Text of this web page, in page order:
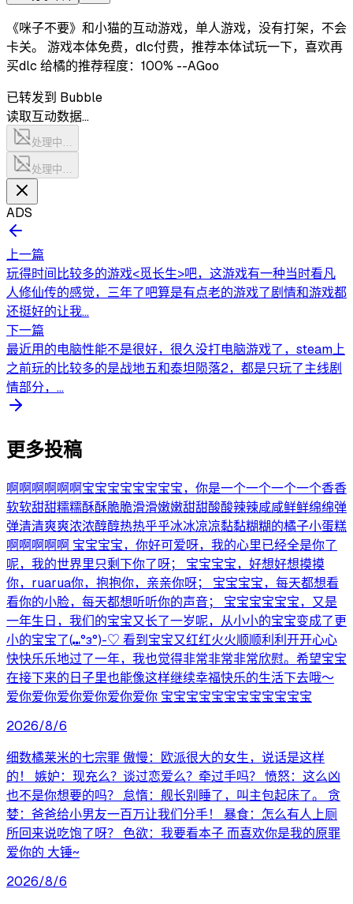
《咪子不要》和小猫的互动游戏，单人游戏，没有打架，不会
卡关。 游戏本体免费，dlc付费，推荐本体试玩一下，喜欢再
买dlc 给橘的推荐程度：100% --AGoo
已转发到 Bubble
读取互动数据…
处理中…
处理中…
ADS
上一篇
玩得时间比较多的游戏<觅长生>吧，这游戏有一种当时看凡
人修仙传的感觉，三年了吧算是有点老的游戏了剧情和游戏都
还挺好的让我...
下一篇
最近用的电脑性能不是很好，很久没打电脑游戏了，steam上
之前玩的比较多的是战地五和泰坦陨落2，都是只玩了主线剧
情部分，...
更多投稿
啊啊啊啊啊啊宝宝宝宝宝宝宝宝，你是一个一个一个一个香香
软软甜甜糯糯酥酥脆脆滑滑嫩嫩甜甜酸酸辣辣咸咸鲜鲜绵绵弹
弹清清爽爽浓浓醇醇热热乎乎冰冰凉凉黏黏糊糊的橘子小蛋糕
啊啊啊啊啊 宝宝宝宝，你好可爱呀，我的心里已经全是你了
呢，我的世界里只剩下你了呀； 宝宝宝宝，好想好想摸摸
你，ruarua你，抱抱你，亲亲你呀； 宝宝宝宝，每天都想看
看你的小脸，每天都想听听你的声音； 宝宝宝宝宝宝，又是
一年生日，我们的宝宝又长了一岁呢，从小小的宝宝变成了更
小的宝宝了(⑉°з°)-♡ 看到宝宝又红红火火顺顺利利开开心心
快快乐乐地过了一年，我也觉得非常非常非常欣慰。希望宝宝
在接下来的日子里也能像这样继续幸福快乐的生活下去哦～
爱你爱你爱你爱你爱你爱你 宝宝宝宝宝宝宝宝宝宝宝宝
2026/8/6
细数橘莱米的七宗罪 傲慢：欧派很大的女生，说话是这样
的！ 嫉妒：现充么？谈过恋爱么？牵过手吗？ 愤怒：这么凶
也不是你想要的吗？ 怠惰：舰长别睡了，叫主包起床了。 贪
婪：爸爸给小男友一百万让我们分手！ 暴食：怎么有人上厕
所回来说吃饱了呀？ 色欲：我要看本子 而喜欢你是我的原罪
爱你的 大锤~
2026/8/6